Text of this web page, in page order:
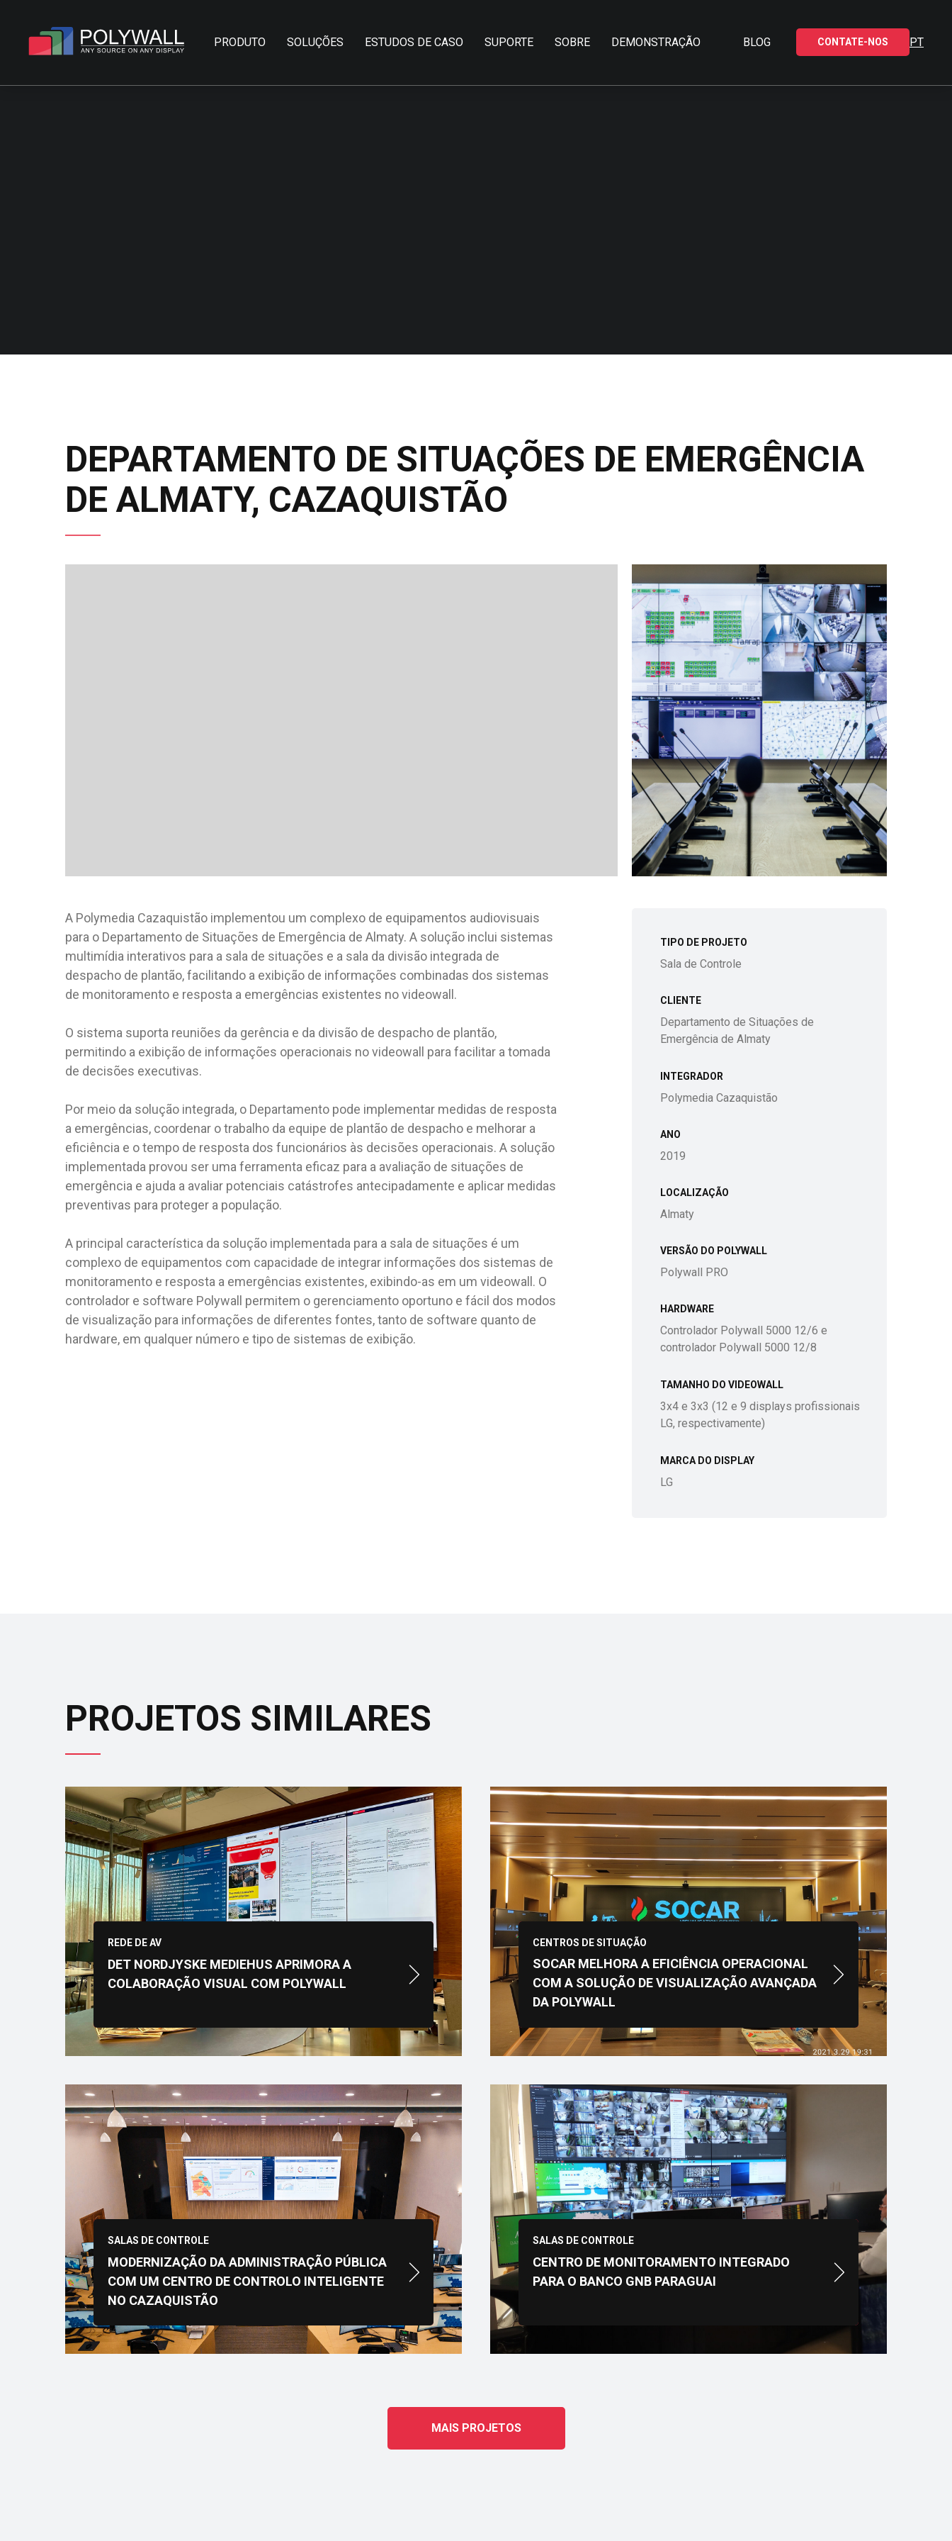
PRODUTO SOLUÇÕES ESTUDOS DE CASO SUPORTE SOBRE DEMONSTRAÇÃO BLOG CONTATE-NOS PT
DEPARTAMENTO DE SITUAÇÕES DE EMERGÊNCIA
DE ALMATY, CAZAQUISTÃO
A Polymedia Cazaquistão implementou um complexo de equipamentos audiovisuais
para o Departamento de Situações de Emergência de Almaty. A solução inclui sistemas
multimídia interativos para a sala de situações e a sala da divisão integrada de
despacho de plantão, facilitando a exibição de informações combinadas dos sistemas
de monitoramento e resposta a emergências existentes no videowall.
O sistema suporta reuniões da gerência e da divisão de despacho de plantão,
permitindo a exibição de informações operacionais no videowall para facilitar a tomada
de decisões executivas.
Por meio da solução integrada, o Departamento pode implementar medidas de resposta
a emergências, coordenar o trabalho da equipe de plantão de despacho e melhorar a
eficiência e o tempo de resposta dos funcionários às decisões operacionais. A solução
implementada provou ser uma ferramenta eficaz para a avaliação de situações de
emergência e ajuda a avaliar potenciais catástrofes antecipadamente e aplicar medidas
preventivas para proteger a população.
A principal característica da solução implementada para a sala de situações é um
complexo de equipamentos com capacidade de integrar informações dos sistemas de
monitoramento e resposta a emergências existentes, exibindo-as em um videowall. O
controlador e software Polywall permitem o gerenciamento oportuno e fácil dos modos
de visualização para informações de diferentes fontes, tanto de software quanto de
hardware, em qualquer número e tipo de sistemas de exibição.
TIPO DE PROJETO
Sala de Controle
CLIENTE
Departamento de Situações de
Emergência de Almaty
INTEGRADOR
Polymedia Cazaquistão
ANO
2019
LOCALIZAÇÃO
Almaty
VERSÃO DO POLYWALL
Polywall PRO
HARDWARE
Controlador Polywall 5000 12/6 e
controlador Polywall 5000 12/8
TAMANHO DO VIDEOWALL
3x4 e 3x3 (12 e 9 displays profissionais
LG, respectivamente)
MARCA DO DISPLAY
LG
PROJETOS SIMILARES
SALAS DE CONTROLE
MODERNIZAÇÃO DA ADMINISTRAÇÃO PÚBLICA
COM UM CENTRO DE CONTROLO INTELIGENTE
NO CAZAQUISTÃO
SALAS DE CONTROLE
CENTRO DE MONITORAMENTO INTEGRADO
PARA O BANCO GNB PARAGUAI
CENTROS DE SITUAÇÃO
SOCAR MELHORA A EFICIÊNCIA OPERACIONAL
COM A SOLUÇÃO DE VISUALIZAÇÃO AVANÇADA
DA POLYWALL
REDE DE AV
DET NORDJYSKE MEDIEHUS APRIMORA A
COLABORAÇÃO VISUAL COM POLYWALL
MAIS PROJETOS